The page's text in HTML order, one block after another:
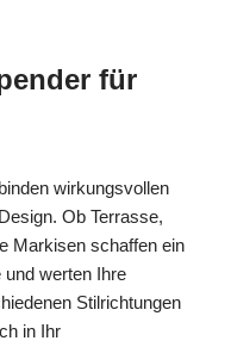
für
wirkungsvollen
Ob Terrasse,
Markisen schaffen ein
werten Ihre
Stilrichtungen
in Ihr